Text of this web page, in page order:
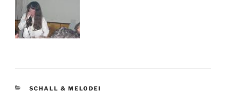
KATEGORIEN
SCHALL & MELODEI